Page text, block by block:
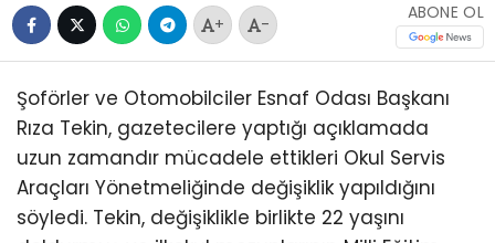
+ -
ABONE OL
Şoförler ve Otomobilciler Esnaf Odası Başkanı
Rıza Tekin, gazetecilere yaptığı açıklamada
uzun zamandır mücadele ettikleri Okul Servis
Araçları Yönetmeliğinde değişiklik yapıldığını
söyledi. Tekin, değişiklikle birlikte 22 yaşını